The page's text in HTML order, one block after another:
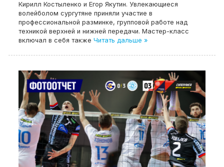
Кирилл Костыленко и Егор Якутин. Увлекающиеся
волейболом сургутяне приняли участие в
профессиональной разминке, групповой работе над
техникой верхней и нижней передачи. Мастер-класс
включал в себя также Читать дальше »